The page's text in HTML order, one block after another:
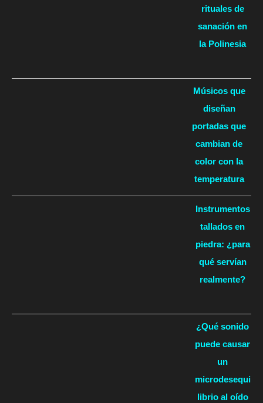
rituales de
sanación en
la Polinesia
Músicos que
diseñan
portadas que
cambian de
color con la
temperatura
Instrumentos
tallados en
piedra: ¿para
qué servían
realmente?
¿Qué sonido
puede causar
un
microdesequi
librio al oído